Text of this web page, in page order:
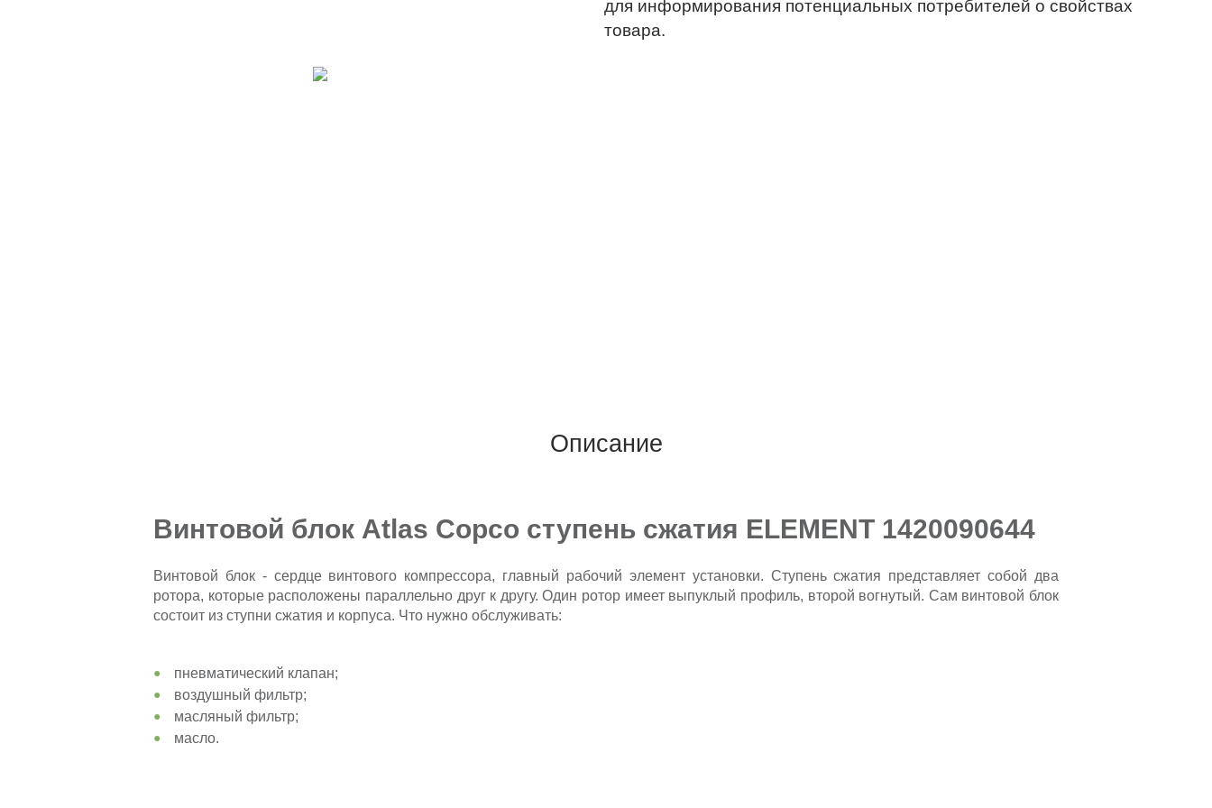
для информирования потенциальных потребителей о свойствах
товара.
Описание
Винтовой блок Atlas Copco ступень сжатия ELEMENT 1420090644
Винтовой блок - сердце винтового компрессора, главный рабочий элемент установки. Ступень сжатия представляет собой два
ротора, которые расположены параллельно друг к другу. Один ротор имеет выпуклый профиль, второй вогнутый. Сам винтовой блок
состоит из ступни сжатия и корпуса. Что нужно обслуживать:
пневматический клапан;
воздушный фильтр;
масляный фильтр;
масло.